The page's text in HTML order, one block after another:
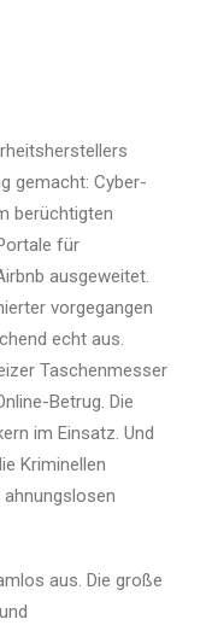
gemacht: Cyber-
berüchtigten
für
ausgeweitet.
vorgegangen
echt aus.
Taschenmesser
Betrug. Die
im Einsatz. Und
Kriminellen
aus. Die große